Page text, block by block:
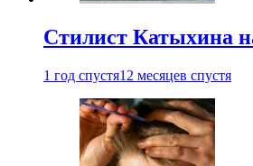
Стилист Катыхина
1 год спустя12 месяцев спустя